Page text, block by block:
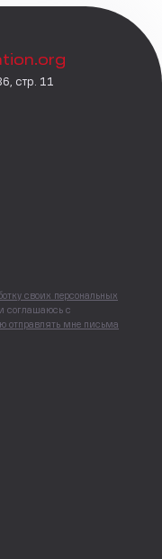
стр. 11
своих персональных
и соглашаюсь с
отправлять мне письма